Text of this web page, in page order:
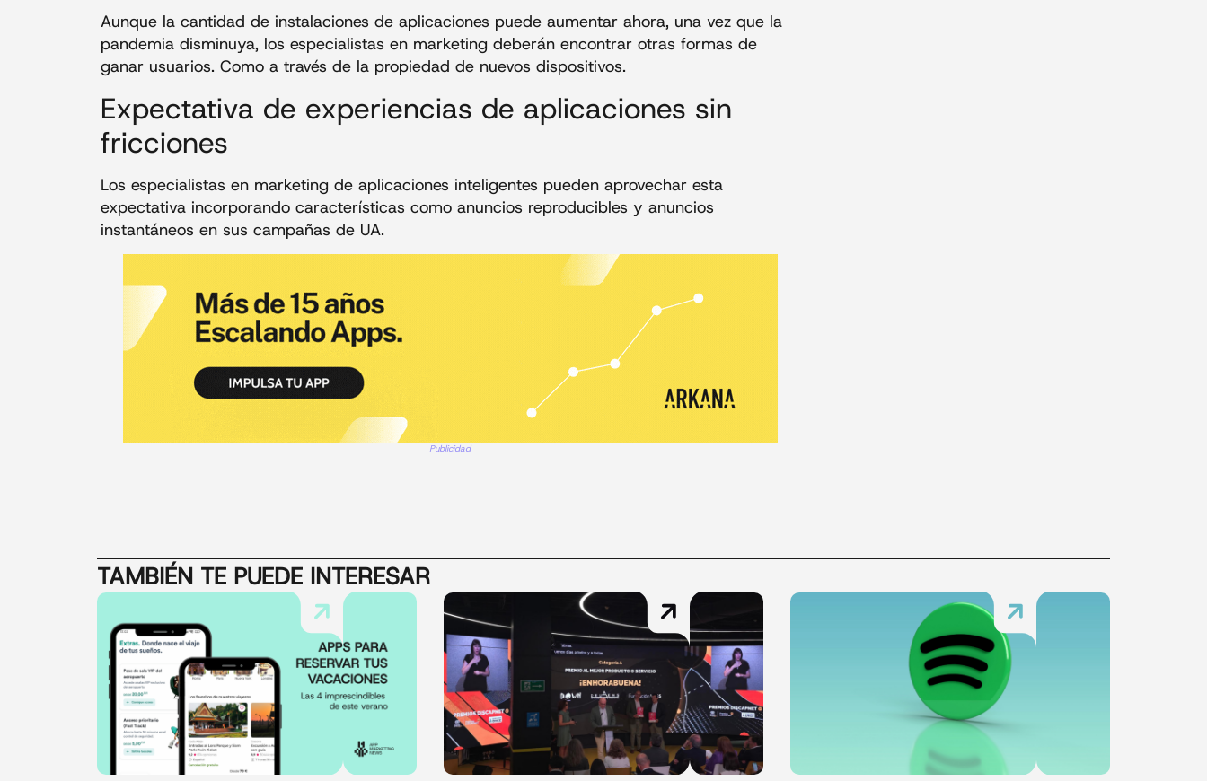
Aunque la cantidad de instalaciones de aplicaciones puede aumentar ahora, una vez que la
pandemia disminuya, los especialistas en marketing deberán encontrar otras formas de
ganar usuarios. Como a través de la propiedad de nuevos dispositivos.
Expectativa de experiencias de aplicaciones sin
fricciones
Los especialistas en marketing de aplicaciones inteligentes pueden aprovechar esta
expectativa incorporando características como anuncios reproducibles y anuncios
instantáneos en sus campañas de UA.
Publicidad
TAMBIÉN TE PUEDE INTERESAR